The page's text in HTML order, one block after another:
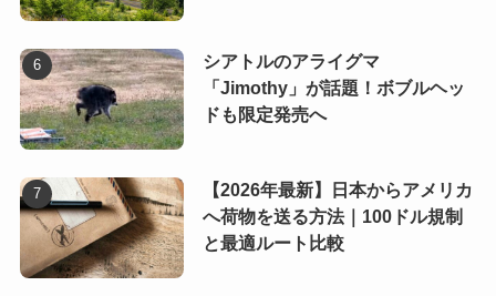
シアトルのアライグマ
「Jimothy」が話題！ボブルヘッ
ドも限定発売へ
【2026年最新】日本からアメリカ
へ荷物を送る方法｜100ドル規制
と最適ルート比較